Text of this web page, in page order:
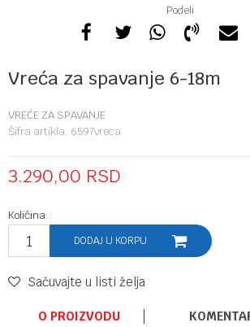
Podeli
Vreća za spavanje 6-18m
VREĆE ZA SPAVANJE
Šifra artikla: 6597vreca
3.290,00 RSD
Količina:
DODAJ U KORPU
Sačuvajte u listi želja
O PROIZVODU